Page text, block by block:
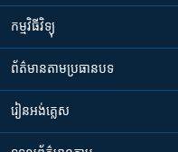
កម្មវិធី​វិទ្យុ
ព័ត៌មាន​តាមប្រធានបទ​
រៀន​​អង់គ្លេស